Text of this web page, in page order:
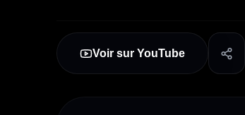
Voir sur YouTube